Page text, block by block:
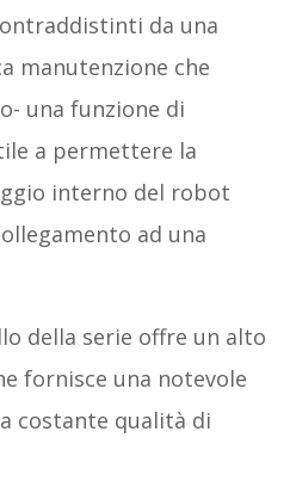
da una
manutenzione che
una funzione di
a permettere la
interno del robot
ad una
della serie offre un alto
fornisce una notevole
costante qualità di